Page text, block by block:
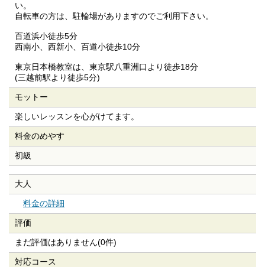
い。
自転車の方は、駐輪場がありますのでご利用下さい。
百道浜小徒歩5分
西南小、西新小、百道小徒歩10分
東京日本橋教室は、東京駅八重洲口より徒歩18分
(三越前駅より徒歩5分)
モットー
楽しいレッスンを心がけてます。
料金のめやす
初級
大人
料金の詳細
評価
まだ評価はありません(0件)
対応コース